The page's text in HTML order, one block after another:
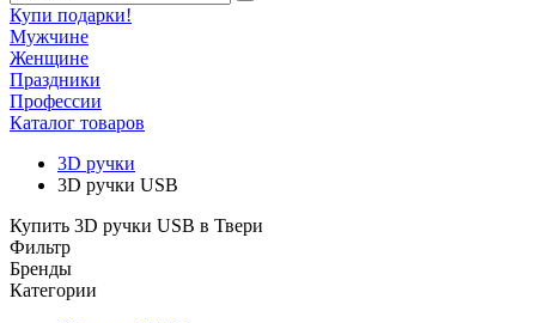
Купи подарки!
Мужчине
Женщине
Праздники
Профессии
Каталог товаров
3D ручки
3D ручки USB
Купить 3D ручки USB в Твери
Фильтр
Бренды
Категории